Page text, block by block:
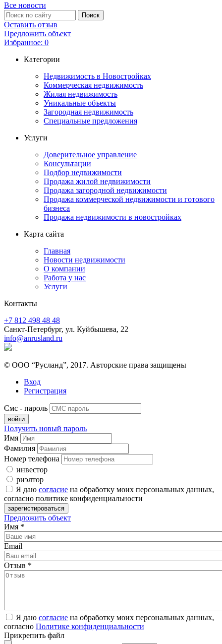
Все новости
Оставить отзыв
Предложить объект
Избранное: 0
Категории
Недвижимость в Новостройках
Коммерческая недвижимость
Жилая недвижимость
Уникальные объекты
Загородная недвижимость
Специальные предложения
Услуги
Доверительное управление
Консультации
Подбор недвижимости
Продажа жилой недвижимости
Продажа загородной недвижимости
Продажа коммерческой недвижимости и готового
бизнеса
Продажа недвижимости в новостройках
Карта сайта
Главная
Новости недвижимости
О компании
Работа у нас
Услуги
Контакты
+7 812 498 48 48
Санкт-Петербург, ул. Куйбышева, 22
info@anrusland.ru
© ООО “Русланд”, 2017. Авторские права защищены
Вход
Регистрация
Смс - пароль
Получить новый пароль
Имя
Фамилия
Номер телефона
инвестор
риэлтор
Я даю согласие на обработку моих персональных данных,
согласно политике конфиденциальности
Предложить объект
Имя *
Email
Отзыв *
Я даю согласие на обработку моих персональных данных,
согласно Политике конфиденциальности
Прикрепить файл